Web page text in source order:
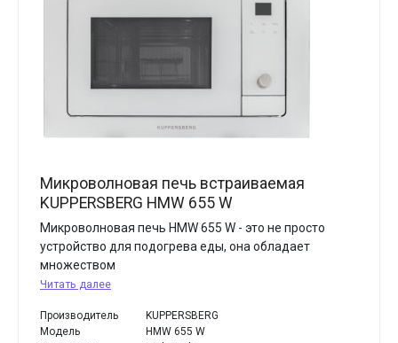
Микроволновая печь встраиваемая
KUPPERSBERG HMW 655 W
Микроволновая печь HMW 655 W - это не просто
устройство для подогрева еды, она обладает
множеством
Читать далее
Производитель
KUPPERSBERG
Модель
HMW 655 W